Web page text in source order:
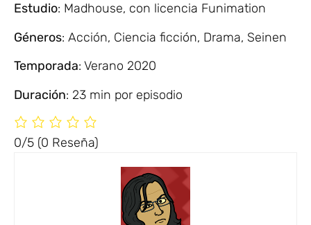
Estudio: Madhouse, con licencia Funimation
Géneros: Acción, Ciencia ficción, Drama, Seinen
Temporada: Verano 2020
Duración: 23 min por episodio
0/5 (0 Reseña)